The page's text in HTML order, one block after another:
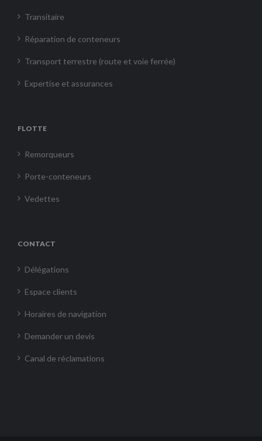
Transitaire
Réparation de conteneurs
Transport terrestre (route et voie ferrée)
Expertise et assurances
FLOTTE
Remorqueurs
Porte-conteneurs
Vedettes
CONTACT
Délégations
Espace clients
Horaires de navigation
Demander un devis
Canal de réclamations